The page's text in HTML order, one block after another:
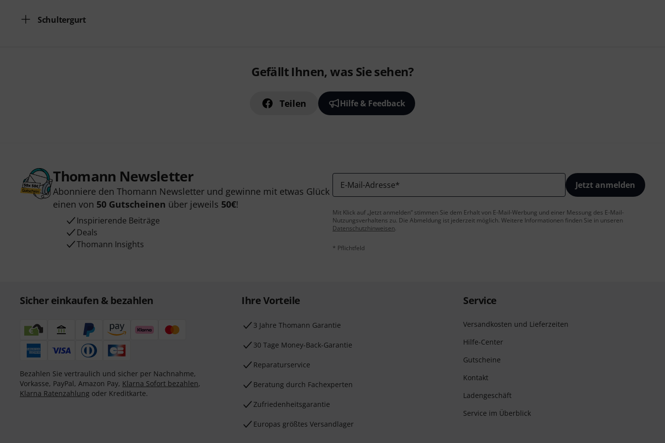
Schultergurt
Gefällt Ihnen, was Sie sehen?
Teilen Hilfe & Feedback
Thomann Newsletter
Abonniere den Thomann Newsletter und gewinne mit etwas Glück
einen von 50 Gutscheinen über jeweils 50€!
Inspirierende Beiträge
Deals
Thomann Insights
E-Mail-Adresse* Jetzt anmelden
Mit Klick auf „Jetzt anmelden“ stimmen Sie dem Erhalt von E-Mail-Werbung und einer Messung des E-Mail-
Nutzungsverhaltens zu. Die Abmeldung ist jederzeit möglich. Weitere Informationen finden Sie in unseren
Datenschutzhinweisen.
* Pflichtfeld
Sicher einkaufen & bezahlen
Bezahlen Sie vertraulich und sicher per Nachnahme,
Vorkasse, PayPal, Amazon Pay, Klarna Sofort bezahlen,
Klarna Ratenzahlung oder Kreditkarte.
Ihre Vorteile
3 Jahre Thomann Garantie
30 Tage Money-Back-Garantie
Reparaturservice
Beratung durch Fachexperten
Zufriedenheitsgarantie
Europas größtes Versandlager
Service
Versandkosten und Lieferzeiten
Hilfe-Center
Gutscheine
Kontakt
Ladengeschäft
Service im Überblick